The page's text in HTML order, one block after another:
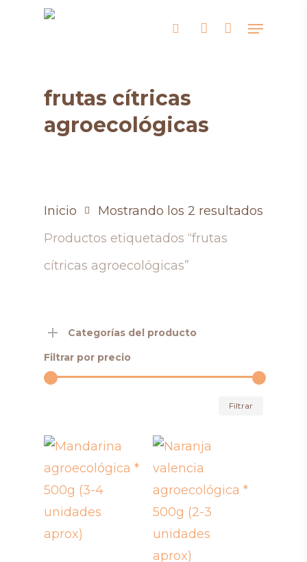
searchaccount
Menu
frutas cítricas
agroecológicas
Mostrando los 2 resultados
Inicio
Productos etiquetados “frutas
cítricas agroecológicas”
Categorías del producto
Filtrar por precio
Filtrar